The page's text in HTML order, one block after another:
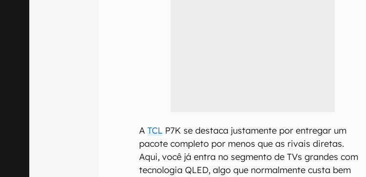
ATCL P7K se destaca justamente por entregar um
pacote completo por menos que as rivais diretas.
Aqui, você já entra no segmento de TVs grandes com
tecnologia QLED, algo que normalmente custa bem